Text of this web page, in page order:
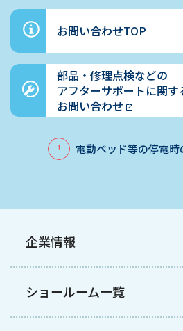
お問い合わせTOP
部品・修理点検などの
アフターサポートに関す
お問い合わせ
電動ベッド等の停電
企業情報
ショールーム一覧